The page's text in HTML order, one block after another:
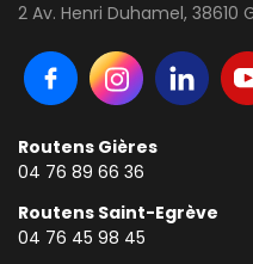
2 Av. Henri Duhamel,
Routens Gières
04 76 89 66 36
Routens Saint-Egrève
04 76 45 98 45